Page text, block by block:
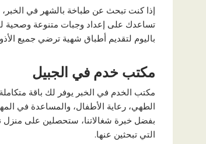
إذا كنت تبحث عن طباخة بالشهر في الخبر،
تساعدك على إعداد وجبات متنوعة وصحية
باليوم لتقديم أطباق شهية ترضي جميع
مكتب خدم في الجبيل
مكتب الخدم في الخبر يوفر لك باقة
الطهي، رعاية الأطفال، والمساعدة في
بفضل خبرة شغالاتنا، ستحصلين على منزل
التي تبحثين عنها.